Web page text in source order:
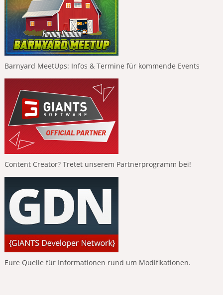
Barnyard MeetUps: Infos & Termine für kommende Events
Content Creator? Tretet unserem Partnerprogramm bei!
Eure Quelle für Informationen rund um Modifikationen.